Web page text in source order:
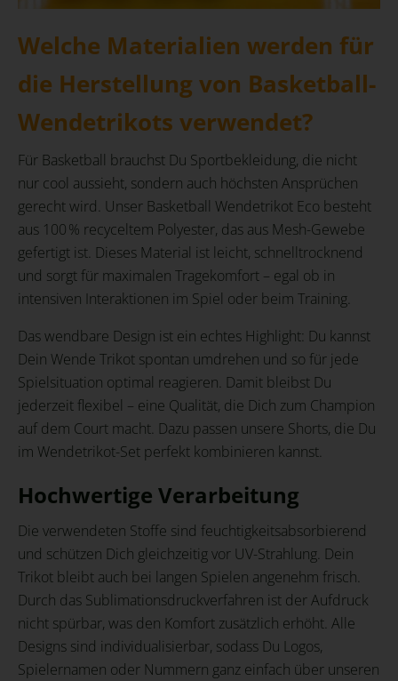
Welche Materialien werden für
die Herstellung von Basketball-
Wendetrikots verwendet?
Für Basketball brauchst Du Sportbekleidung, die nicht
nur cool aussieht, sondern auch höchsten Ansprüchen
gerecht wird. Unser Basketball Wendetrikot Eco besteht
aus 100 % recyceltem Polyester, das aus Mesh-Gewebe
gefertigt ist. Dieses Material ist leicht, schnelltrocknend
und sorgt für maximalen Tragekomfort – egal ob in
intensiven Interaktionen im Spiel oder beim Training.
Das wendbare Design ist ein echtes Highlight: Du kannst
Dein Wende Trikot spontan umdrehen und so für jede
Spielsituation optimal reagieren. Damit bleibst Du
jederzeit flexibel – eine Qualität, die Dich zum Champion
auf dem Court macht. Dazu passen unsere Shorts, die Du
im Wendetrikot-Set perfekt kombinieren kannst.
Hochwertige Verarbeitung
Die verwendeten Stoffe sind feuchtigkeitsabsorbierend
und schützen Dich gleichzeitig vor UV-Strahlung. Dein
Trikot bleibt auch bei langen Spielen angenehm frisch.
Durch das Sublimationsdruckverfahren ist der Aufdruck
nicht spürbar, was den Komfort zusätzlich erhöht. Alle
Designs sind individualisierbar, sodass Du Logos,
Spielernamen oder Nummern ganz einfach über unseren